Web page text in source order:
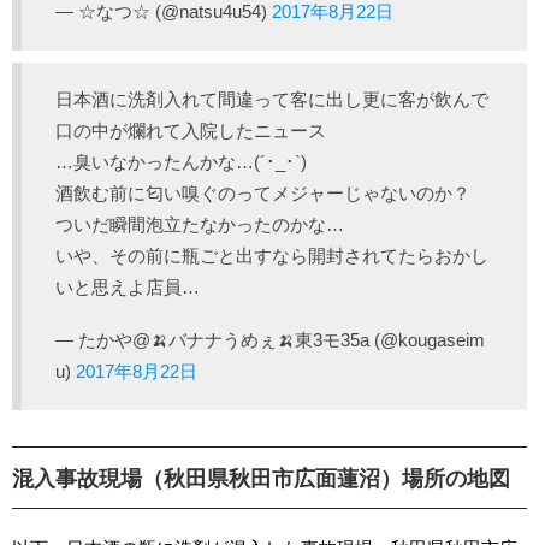
— ☆なつ☆ (@natsu4u54) 2017年8月22日
日本酒に洗剤入れて間違って客に出し更に客が飲んで
口の中が爛れて入院したニュース
…臭いなかったんかな…(´･_･`)
酒飲む前に匂い嗅ぐのってメジャーじゃないのか？
ついだ瞬間泡立たなかったのかな…
いや、その前に瓶ごと出すなら開封されてたらおかし
いと思えよ店員…
— たかや@🍌バナナうめぇ🍌東3モ35a (@kougaseim
u) 2017年8月22日
混入事故現場（秋田県秋田市広面蓮沼）場所の地図